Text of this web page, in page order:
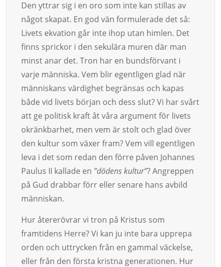
Den yttrar sig i en oro som inte kan stillas av
något skapat. En god vän formulerade det så:
Livets ekvation går inte ihop utan himlen. Det
finns sprickor i den sekulära muren där man
minst anar det. Tron har en bundsförvant i
varje människa. Vem blir egentligen glad när
människans värdighet begränsas och kapas
både vid livets början och dess slut? Vi har svårt
att ge politisk kraft åt våra argument för livets
okränkbarhet, men vem är stolt och glad över
den kultur som växer fram? Vem vill egentligen
leva i det som redan den förre påven Johannes
Paulus II kallade en ”dödens kultur”? Angreppen
på Gud drabbar förr eller senare hans avbild
människan.
Hur återerövrar vi tron på Kristus som
framtidens Herre? Vi kan ju inte bara upprepa
orden och uttrycken från en gammal väckelse,
eller från den första kristna generationen. Hur